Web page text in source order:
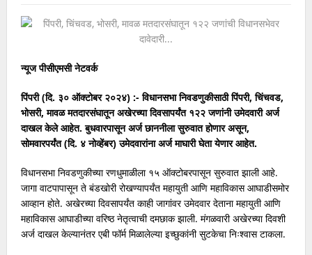
न्यूज पीसीएमसी नेटवर्क
पिंपरी (दि. ३० ऑक्टोबर २०२४) :- विधानसभा निवडणुकीसाठी पिंपरी, चिंचवड,
भोसरी, मावळ मतदारसंघातून अखेरच्या दिवसापर्यंत १२२ जणांनी उमेदवारी अर्ज
दाखल केले आहेत. बुधवारपासून अर्ज छाननीला सुरुवात होणार असून,
सोमवारपर्यंत (दि. ४ नोव्हेंबर) उमेदवारांना अर्ज माघारी घेता येणार आहेत.
विधानसभा निवडणुकीच्या रणधुमाळीला १५ ऑक्टोबरपासून सुरुवात झाली आहे.
जागा वाटपापासून ते बंडखोरी रोखण्यापर्यंत महायुती आणि महाविकास आघाडीसमोर
आव्हान होते. अखेरच्या दिवसापर्यंत काही जागांवर उमेदवार देताना महायुती आणि
महाविकास आघाडीच्या वरिष्ठ नेतृत्वाची दमछाक झाली. मंगळवारी अखेरच्या दिवशी
अर्ज दाखल केल्यानंतर एबी फॉर्म मिळालेल्या इच्छुकांनी सुटकेचा निःश्वास टाकला.